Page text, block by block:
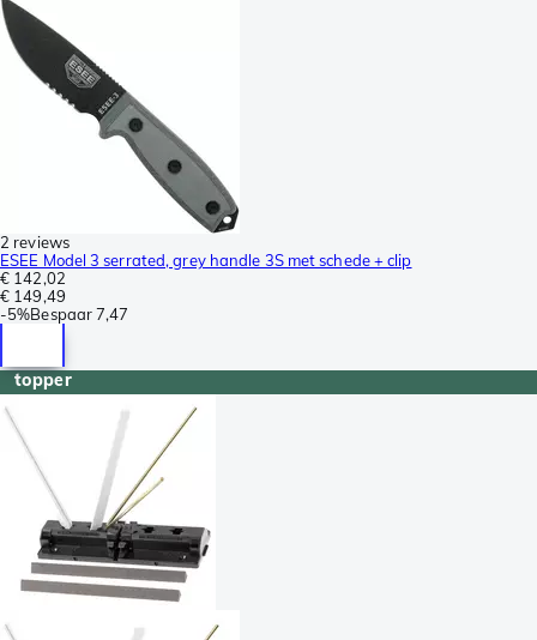
2 reviews
ESEE Model 3 serrated, grey handle 3S met schede + clip
€ 142,02
€ 149,49
-5%Bespaar7,47
topper